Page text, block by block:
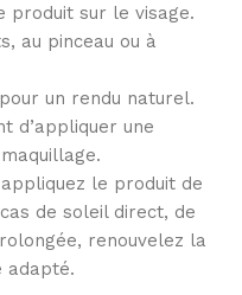
produit sur le visage.
au pinceau ou à
un rendu naturel.
d’appliquer une
le produit de
de soleil direct, de
renouvelez la
adapté.